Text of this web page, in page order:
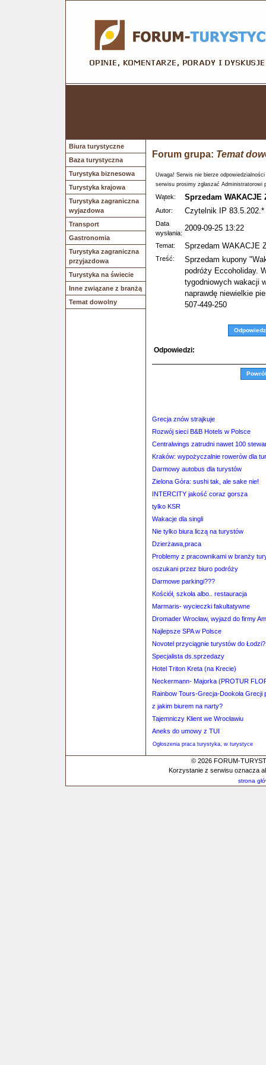
Biura turystyczne
Baza turystyczna
Turystyka biznesowa
Turystyka krajowa
Turystyka zagraniczna
wyjazdowa
Transport
Gastronomia
Turystyka zagraniczna
przyjazdowa
Turystyka na świecie
Inne związane z branżą
Temat dowolny
Forum grupa: Temat
Uwaga! Serwis nie bierze
serwisu prosimy zgłaszać Administratorowi
Wątek: Sprzedam WAKACJE
Autor: Czytelnik IP 83.5.202.*
Data
wysłania:
2009-09-25 13:22
Temat: Sprzedam WAKACJE
Treść:
Sprzedam kupony
podróży Eccoholiday.
tygodniowych wakacji
naprawdę niewielkie
507-449-250
Odpowiedz
Odpowiedzi:
Grecja znów strajkuje
Rozwój sieci B&B Hotels w Polsce
Centralwings zatrudni nawet 100
Kraków: wypożyczalnie rowerów dla
Darmowy autobus dla turystów
Zielona Góra: sushi tak, ale sake nie!
INTERCITY jakość coraz gorsza
tylko KSR
Wakacje dla singli
Nie tylko biura liczą na turystów
Dzierżawa,praca
Problemy z pracownikami w branży
oszukani przez biuro podróży
Darmowe parkingi???
Kościół, szkoła albo.. restauracja
Marmaris- wycieczki fakultatywne
Dromader Wrocław, wyjazd do firmy
Najlepsze SPA w Polsce
Novotel przyciągnie turystów do Łodzi?
Specjalista ds.sprzedazy
Hotel Triton Kreta (na Krecie)
Neckermann- Majorka (PROTUR
Rainbow Tours-Grecja-Dookoła Grecji
z jakim biurem na narty?
Tajemniczy Klient we Wrocławiu
Aneks do umowy z TUI
Ogłoszenia praca turystyka, w turystyce
© 2026 FORUM-
Korzystanie z serwisu oznacza
strona